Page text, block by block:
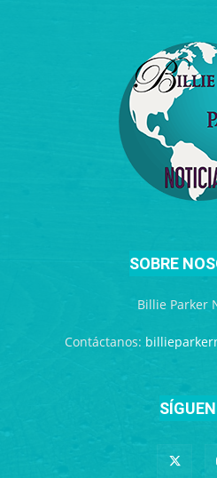
SOBRE
Billie Parker
Contáctanos: